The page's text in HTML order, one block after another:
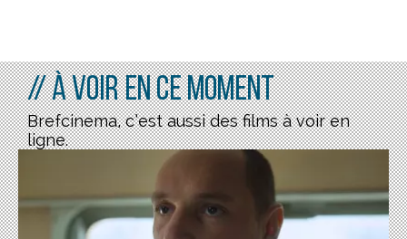
// À voir en ce moment
Brefcinema, c’est aussi des films à voir en
ligne.